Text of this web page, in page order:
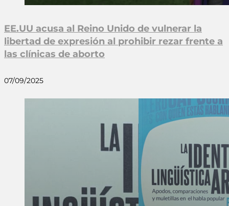
EE.UU acusa al Reino Unido de vulnerar la
libertad de expresión al prohibir rezar frente a
las clínicas de aborto
07/09/2025